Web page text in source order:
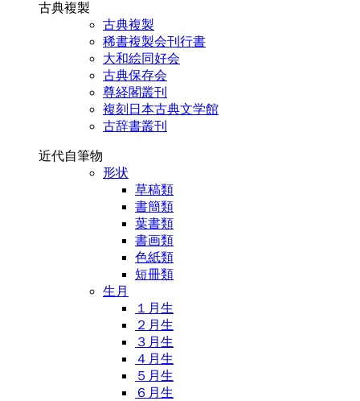
古典複製
古典複製
稀書複製会刊行書
大和絵同好会
古典保存会
尊経閣叢刊
複刻日本古典文学館
古辞書叢刊
近代自筆物
形状
草稿類
書簡類
葉書類
書画類
色紙類
短冊類
生月
１月生
２月生
３月生
４月生
５月生
６月生